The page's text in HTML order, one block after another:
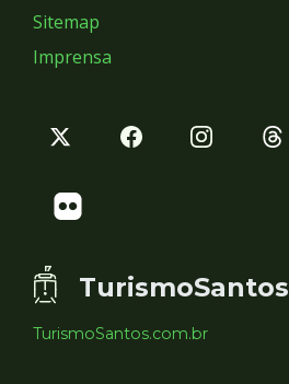
Sitemap
Imprensa
TurismoSantos
TurismoSantos.com.br